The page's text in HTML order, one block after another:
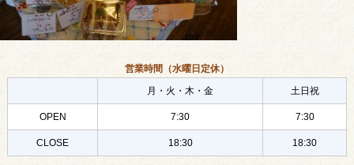
営業時間（水曜日定休）
月・火・木・金
土日祝
OPEN 7:30 7:30
CLOSE 18:30 18:30